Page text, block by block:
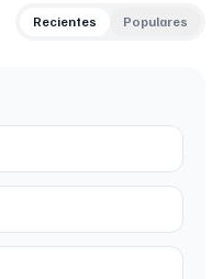
Recientes Populares